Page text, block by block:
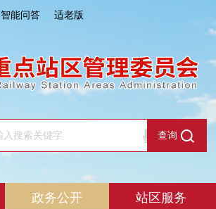
智能问答 适老版
查询
政务公开 站区服务